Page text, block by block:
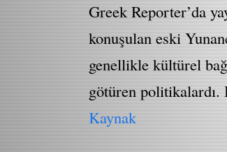
Greek Reporter’da
konuşulan eski
genellikle kültürel
götüren politikalardı.
Kaynak